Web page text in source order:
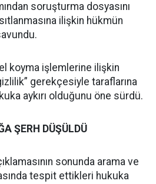
soruşturma dosyasını
ilişkin hükmün
koyma işlemlerine ilişkin
gerekçesiyle taraflarına
aykırı olduğunu öne sürdü.
ŞERH DÜŞÜLDÜ
sonunda arama ve
tespit ettikleri hukuka